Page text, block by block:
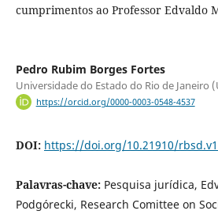
cumprimentos ao Professor Edvaldo
Pedro Rubim Borges Fortes
Universidade do Estado do Rio de Janeiro
https://orcid.org/0000-0003-0548-4537
DOI: https://doi.org/10.21910/
Palavras-chave: Pesquisa jurídica,
Podgórecki, Research Comittee on